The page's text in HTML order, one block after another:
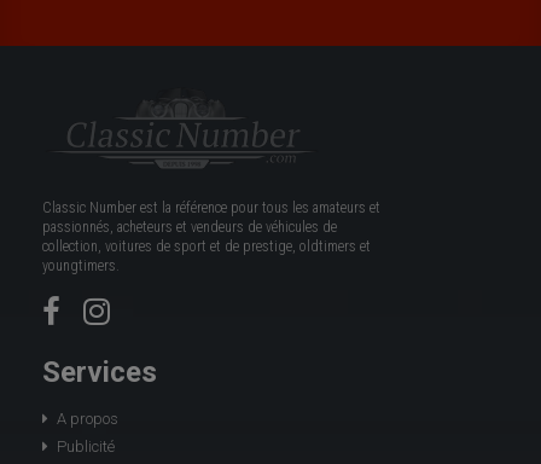
Classic Number est la référence pour tous les amateurs et
passionnés, acheteurs et vendeurs de véhicules de
collection, voitures de sport et de prestige, oldtimers et
youngtimers.
Services
A propos
Publicité